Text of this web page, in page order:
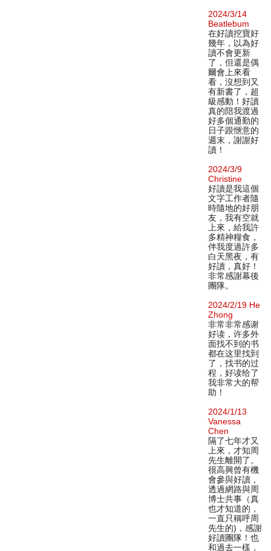
2024/3/14
Beatlebum
在好讀挖寶好
幾年，以為好
讀不會更新
了，但還是偶
爾會上來看
看，沒想到又
有新書了，超
級感動！好讀
真的陪我渡過
好多個通勤的
日子跟愜意的
週末，謝謝好
讀！
2024/3/9
Christine
好讀是我這個
文字工作者隨
時隨地的好朋
友，我有空就
上來，給我許
多精神糧食，
伴我度過許多
白天黑夜，有
好讀，真好！
非常感謝幕後
團隊。
2024/2/19 He
Zhong
非常非常感谢
好读，许多外
面找不到的书
都在这里找到
了，找书的过
程，好读给了
我非常大的帮
助！
2024/1/13
Vanessa
Chen
隔了七年才又
上來，才知周
先生離開了。
很高興曾有機
會參與好讀，
透過網路與周
博士共事（真
也才知道的，
一直只稱呼周
先生的)，感謝
好讀團隊！也
和過去一樣，